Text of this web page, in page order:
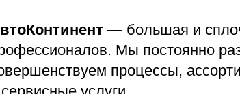
— большая и
Мы постоянно
процессы,